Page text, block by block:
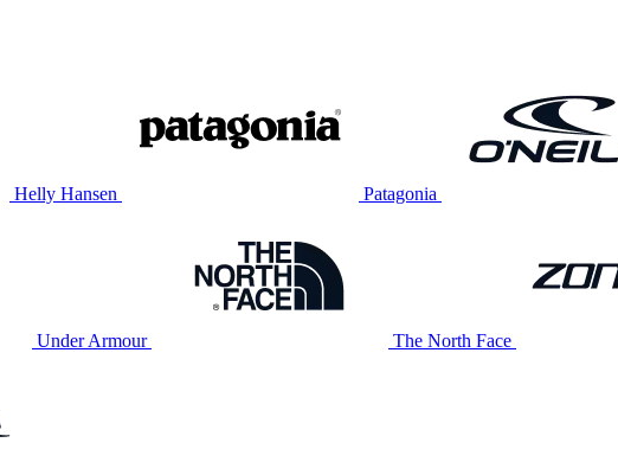
Helly Hansen Patagonia
Under Armour The North Face